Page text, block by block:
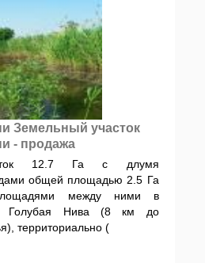
Земельный участок
- продажа
12.7 Га с длумя
общей площадью 2.5 Га
между ними в
Голубая Нива (8 км до
территориально (